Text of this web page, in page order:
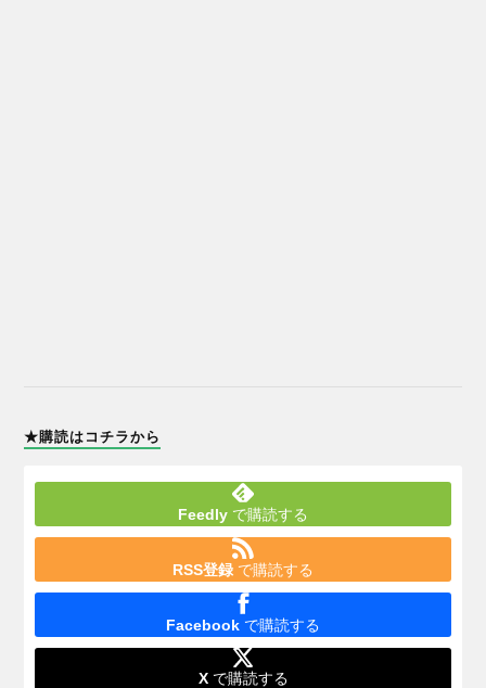
★購読はコチラから
Feedly で購読する
RSS登録 で購読する
Facebook で購読する
Xで購読する